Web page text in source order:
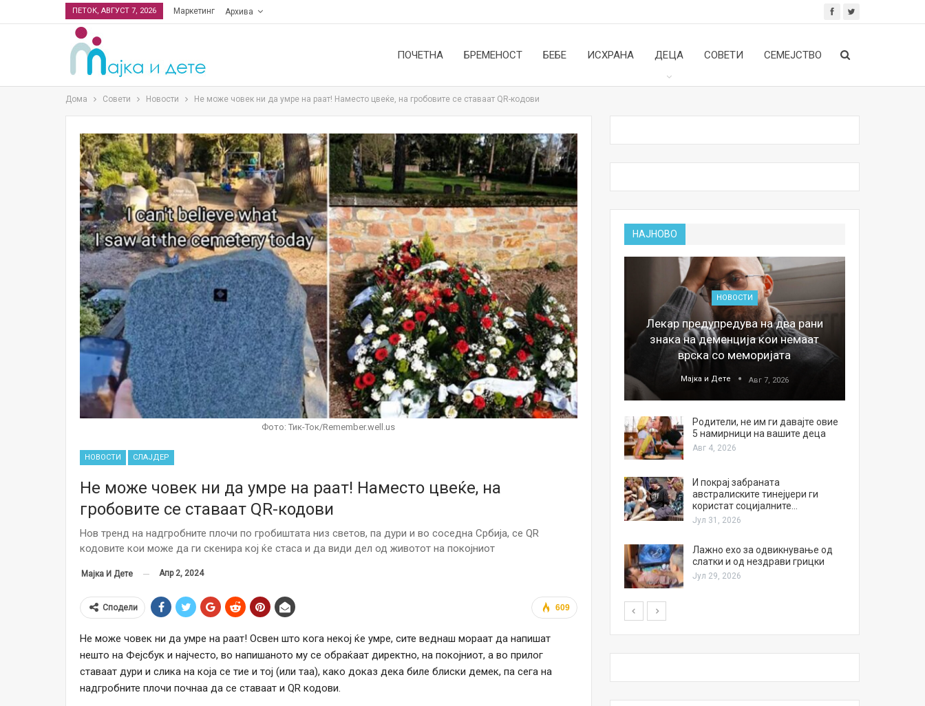
ПЕТОК, АВГУСТ 7, 2026 Маркетинг Архива
ПОЧЕТНА БРЕМЕНОСТ БЕБЕ ИСХРАНА ДЕЦА СОВЕТИ СЕМЕЈСТВО
Дома Совети Новости Не може човек ни да умре на раат! Наместо цвеќе, на гробовите се ставаат QR-кодови
Фото: Тик-Ток/Remember.well.us
НОВОСТИ СЛАЈДЕР
Не може човек ни да умре на раат! Наместо цвеќе, на
гробовите се ставаат QR-кодови
Нов тренд на надгробните плочи по гробиштата низ светов, па дури и во соседна Србија, се QR
кодовите кои може да ги скенира кој ќе стаса и да види дел од животот на покојниот
Мајка И Дете Апр 2, 2024
609
Сподели
Не може човек ни да умре на раат! Освен што кога некој ќе умре, сите веднаш мораат да напишат
нешто на Фејсбук и најчесто, во напишаното му се обраќаат директно, на покојниот, а во прилог
ставаат дури и слика на која се тие и тој (или таа), како доказ дека биле блиски демек, па сега на
надгробните плочи почнаа да се ставаат и QR кодови.
НАЈНОВО
НОВОСТИ
Финците вложија милион евра во
кал, за посилен имунитет на децата
Мајка и Дете Јул 24, 2026
Малолетниците ќе бидат офлајн
Нов тест од крвта би можел да го
Јул 22, 2026
Австралијка роди четири
НОВОСТИ
Лекар предупредува на два рани
знака на деменција кои немаат
врска со меморијата
Мајка и Дете Авг 7, 2026
Родители, не им ги давајте овие
5 намирници на вашите деца
Авг 4, 2026
И покрај забраната
австралиските тинејџери ги
користат социјалните…
Јул 31, 2026
Лажно ехо за одвикнување од
слатки и од нездрави грицки
Јул 29, 2026